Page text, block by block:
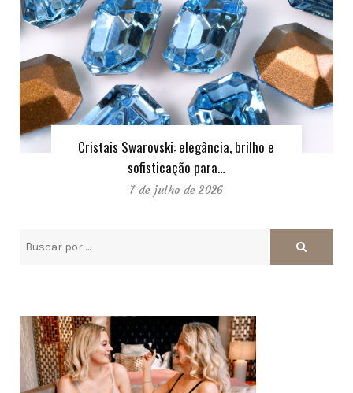
Cristais Swarovski: elegância, brilho e
sofisticação para…
7 de julho de 2026